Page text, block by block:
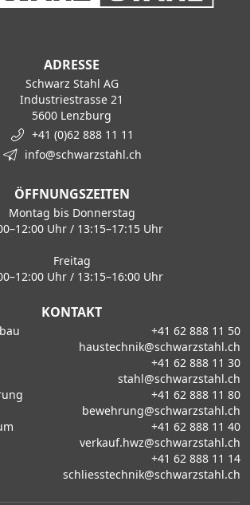
ADRESSE
Schwarz Stahl AG
Industriestrasse 21
5600 Lenzburg
+41 (0)62 888 11 11
info@schwarzstahl.ch
ÖFFNUNGSZEITEN
Montag bis Donnerstag
Uhr / 13:15–17:15 Uhr
Freitag
Uhr / 13:15–16:00 Uhr
KONTAKT
+41 62 888 11 50
haustechnik@schwarzstahl.ch
+41 62 888 11 30
stahl@schwarzstahl.ch
+41 62 888 11 80
bewehrung@schwarzstahl.ch
+41 62 888 11 40
verkauf.hwz@schwarzstahl.ch
+41 62 888 11 14
schliesstechnik@schwarzstahl.ch